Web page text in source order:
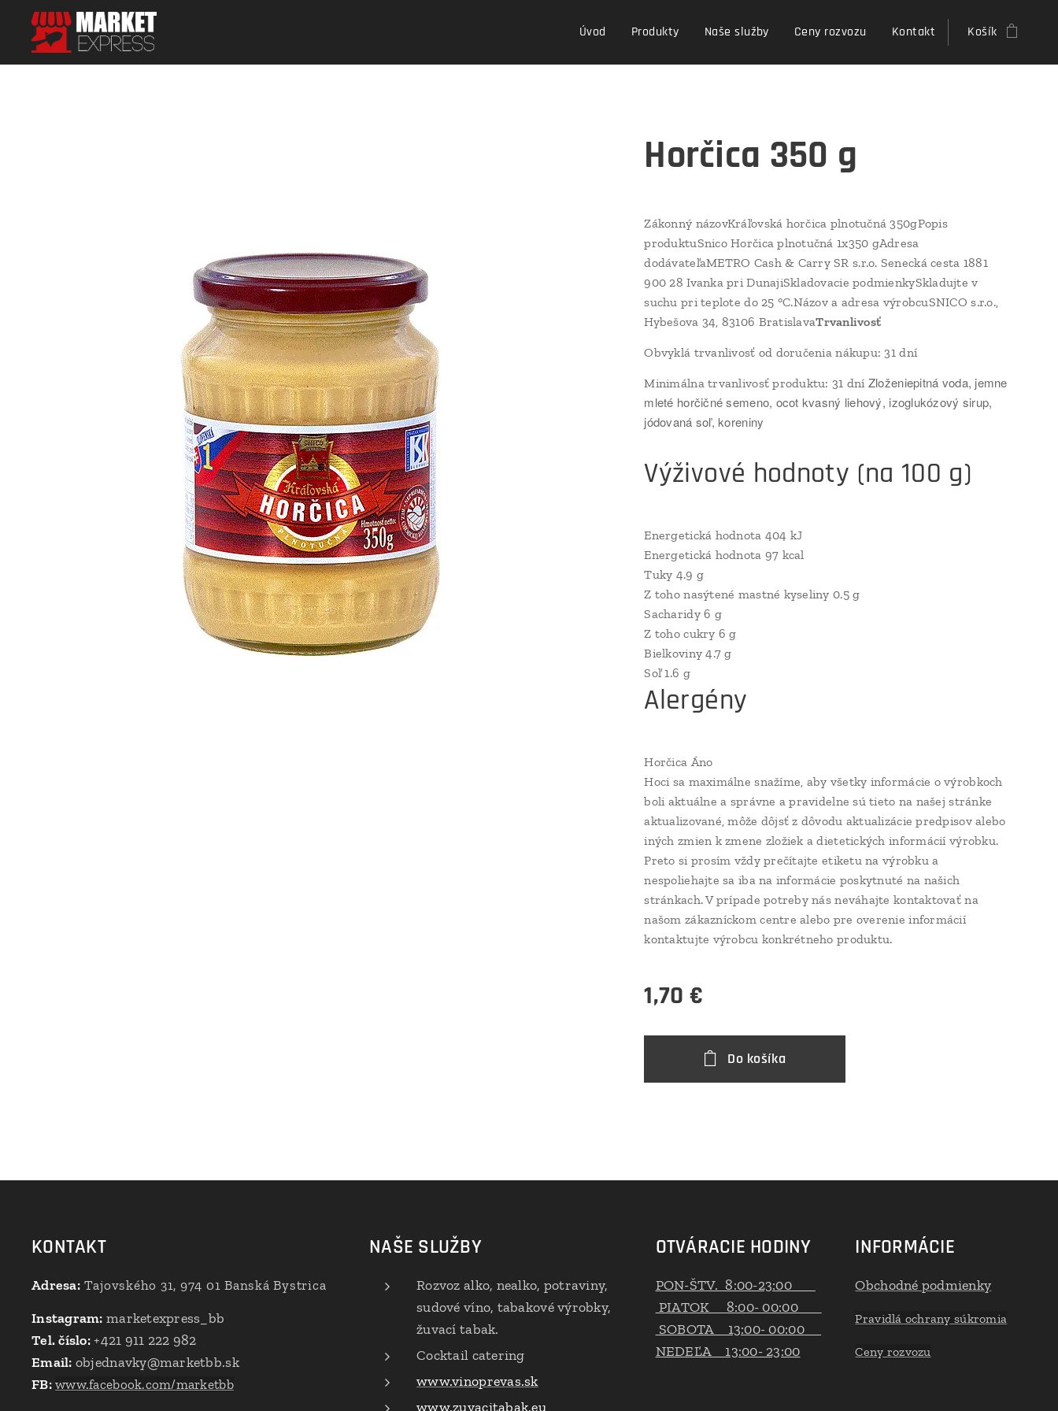
Úvod Produkty Naše služby Ceny rozvozu Kontakt Košík
Horčica 350 g
Zákonný názovKráľovská horčica plnotučná 350gPopis
produktuSnico Horčica plnotučná 1x350 gAdresa
dodávateľaMETRO Cash & Carry SR s.r.o. Senecká cesta 1881
900 28 Ivanka pri DunajiSkladovacie podmienkySkladujte v
suchu pri teplote do 25 °C.Názov a adresa výrobcuSNICO s.r.o.,
Hybešova 34, 83106 BratislavaTrvanlivosť
Obvyklá trvanlivosť od doručenia nákupu: 31 dní
Minimálna trvanlivosť produktu: 31 dní Zloženiepitná voda, jemne
mleté horčičné semeno, ocot kvasný liehový, izoglukózový sirup,
jódovaná soľ, koreniny
Výživové hodnoty (na 100 g)
Energetická hodnota 404 kJ
Energetická hodnota 97 kcal
Tuky 4.9 g
Z toho nasýtené mastné kyseliny 0.5 g
Sacharidy 6 g
Z toho cukry 6 g
Bielkoviny 4.7 g
Soľ 1.6 g
Alergény
Horčica Áno
Hoci sa maximálne snažíme, aby všetky informácie o výrobkoch
boli aktuálne a správne a pravidelne sú tieto na našej stránke
aktualizované, môže dôjsť z dôvodu aktualizácie predpisov alebo
iných zmien k zmene zložiek a dietetických informácií výrobku.
Preto si prosím vždy prečítajte etiketu na výrobku a
nespoliehajte sa iba na informácie poskytnuté na našich
stránkach. V prípade potreby nás neváhajte kontaktovať na
našom zákazníckom centre alebo pre overenie informácií
kontaktujte výrobcu konkrétneho produktu.
1,70 €
Do košíka
KONTAKT
Adresa:Tajovského 31, 974 01 Banská Bystrica
Instagram: marketexpress_bb
Tel. číslo:+421 911 222 982
Email: objednavky@marketbb.sk
FB: www.facebook.com/marketbb
NAŠE SLUŽBY
Rozvoz alko, nealko, potraviny,
sudové víno, tabakové výrobky,
žuvací tabak.
Cocktail catering
www.vinoprevas.sk
www.zuvacitabak.eu
OTVÁRACIE HODINY
PON-ŠTV. 8:00-23:00
PIATOK 8:00- 00:00
SOBOTA 13:00- 00:00
NEDEĽA 13:00- 23:00
INFORMÁCIE
Obchodné podmienky
Pravidlá ochrany súkromia
Ceny rozvozu